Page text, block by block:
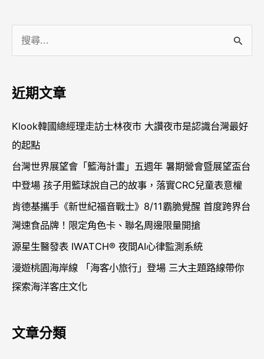
鍵
近期文章
Klook韓國總經理走訪士林夜市 大讚夜市是認識台灣最好
的起點
台灣世界展望會「籃海計畫」五週年 暑期營會暨展望盃台
中登場 孩子用籃球說自己的故事，落實CRC兒童表意權
肯德基攜手《新世紀福音戰士》8/11霸脆覺醒 首度跨界台
灣速食品牌！限定角色卡、聯名周邊限量開搶
源星生醫發表 IWATCH® 夜間AI心律監測系統
漫遊桃園海岸線 「海客小旅行」登場 三大主題路線帶你
探索海洋客庄文化
文章分類